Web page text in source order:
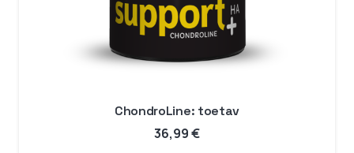
ChondroLine: toetav
36,99€